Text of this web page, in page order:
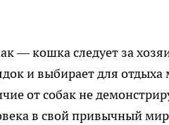
— кошка следует за
и выбирает для
от собак не
в свой привычный